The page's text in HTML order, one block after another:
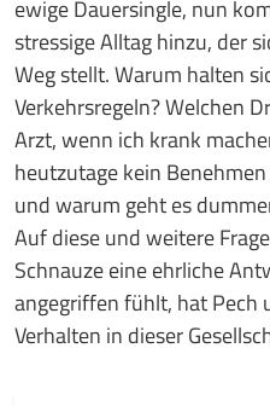
ewige Dauersingle, nun
stressige Alltag hinzu, der
Weg stellt. Warum halten
Verkehrsregeln? Welchen
Arzt, wenn ich krank
heutzutage kein
und warum geht es
Auf diese und weitere
Schnauze eine ehrliche
angegriffen fühlt, hat Pech
Verhalten in dieser